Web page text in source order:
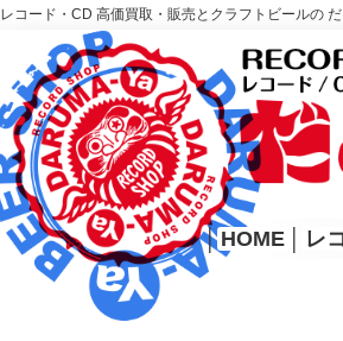
レコード・CD 高価買取・販売とクラフトビールの
レコード高価買取はこちら
HOME
│ HOME レ